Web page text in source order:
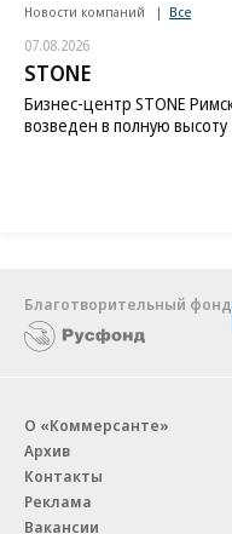
Новости компаний Все
07.08.2026
STONE
Бизнес-центр STONE
возведен в полную высоту
Благотворительный фонд
О «Коммерсанте»
Архив
Контакты
Реклама
Вакансии